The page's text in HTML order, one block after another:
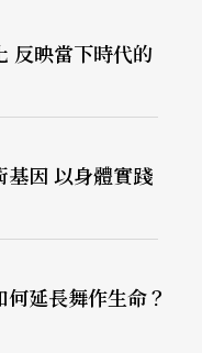
《交響情人
レ：如歌的野田
述，二○○六年改
組合加上爆笑逗
廣泛注意，台灣
交響情人夢》
演出，從管絃樂
掛上「交響情人
象是：大家都買
體實踐
延長舞作生命？